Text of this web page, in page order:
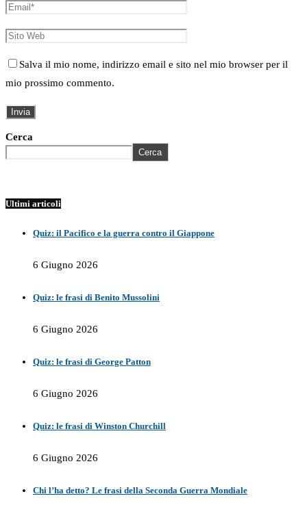
Salva il mio nome, indirizzo email e sito nel mio browser per il
mio prossimo commento.
Cerca
Cerca
Ultimi articoli
Quiz: il Pacifico e la guerra contro il Giappone
6 Giugno 2026
Quiz: le frasi di Benito Mussolini
6 Giugno 2026
Quiz: le frasi di George Patton
6 Giugno 2026
Quiz: le frasi di Winston Churchill
6 Giugno 2026
Chi l’ha detto? Le frasi della Seconda Guerra Mondiale